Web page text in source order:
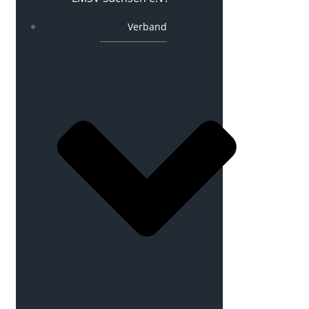
Verband